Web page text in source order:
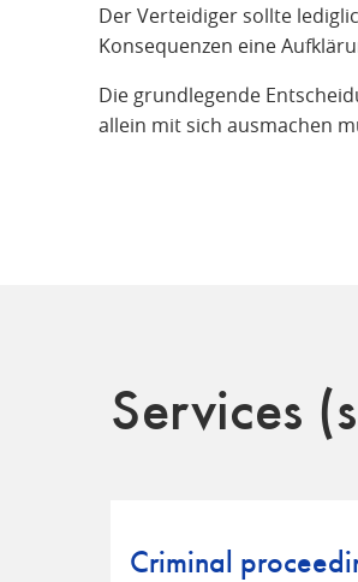
Der Verteidiger sollte
Konsequenzen eine
Die grundlegende
allein mit sich ausmachen
Services
Criminal